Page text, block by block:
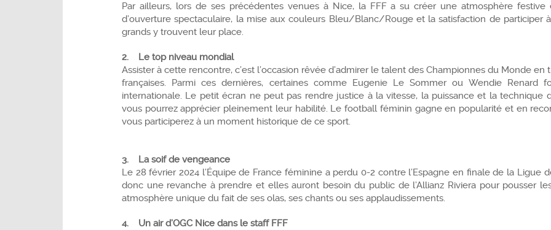
Par ailleurs, lors de ses précédentes venues à Nice, la FFF a su créer une atmosphère
d’ouverture spectaculaire, la mise aux couleurs Bleu/Blanc/Rouge et la satisfaction de
grands y trouvent leur place.
2. Le top niveau mondial
Assister à cette rencontre, c’est l’occasion rêvée d’admirer le talent des Championnes du Monde
françaises. Parmi ces dernières, certaines comme Eugenie Le Sommer ou Wendie
internationale. Le petit écran ne peut pas rendre justice à la vitesse, la puissance et la technique
vous pourrez apprécier pleinement leur habilité. Le football féminin gagne en popularité et en
vous participerez à un moment historique de ce sport.
3. La soif de vengeance
Le 28 février 2024 l’Équipe de France féminine a perdu 0-2 contre l’Espagne en finale de la Ligue
donc une revanche à prendre et elles auront besoin du public de l’Allianz Riviera pour pousser
atmosphère unique du fait de ses olas, ses chants ou ses applaudissements.
4. Un air d’OGC Nice dans le staff FFF